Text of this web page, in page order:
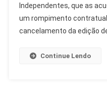
Por
Censura
Independentes, que as
um rompimento
cancelamento da edição
Continue Lendo